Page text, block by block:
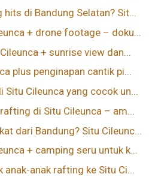
di Bandung Selatan? Sit...
+ drone footage – doku...
+ sunrise view dan...
plus penginapan cantik pi...
Cileunca yang cocok un...
di Situ Cileunca – am...
dari Bandung? Situ Cileunc...
+ camping seru untuk k...
anak-anak rafting ke Situ Ci...